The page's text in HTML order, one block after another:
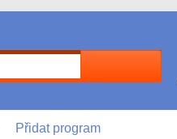
Přidat program